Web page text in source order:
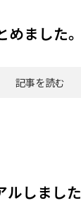
ました。
記事を読む
ルしました